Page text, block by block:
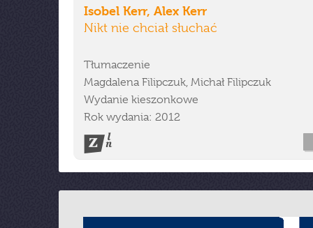
Isobel Kerr, Alex Kerr
Nikt nie chciał słuchać
Tłumaczenie
Magdalena Filipczuk, Michał Filipczuk
Wydanie kieszonkowe
Rok wydania: 2012